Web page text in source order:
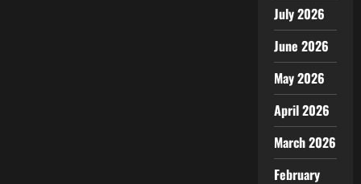
July 2026
June 2026
May 2026
April 2026
March 2026
February